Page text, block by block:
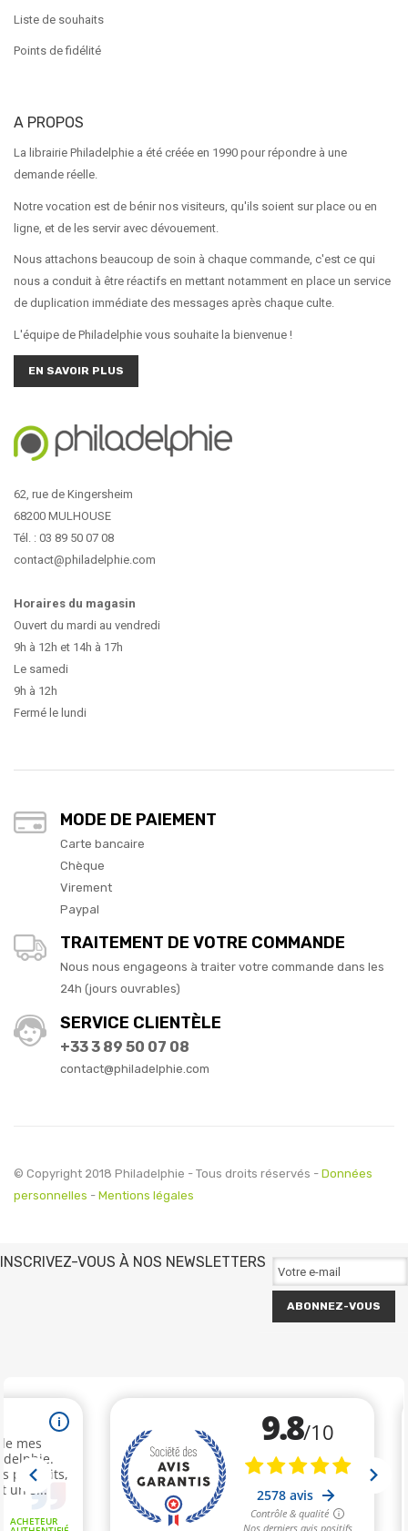
Liste de souhaits
Points de fidélité
A PROPOS
La librairie Philadelphie a été créée en 1990 pour répondre à une
demande réelle.
Notre vocation est de bénir nos visiteurs, qu'ils soient sur place ou en
ligne, et de les servir avec dévouement.
Nous attachons beaucoup de soin à chaque commande, c'est ce qui
nous a conduit à être réactifs en mettant notamment en place un service
de duplication immédiate des messages après chaque culte.
L'équipe de Philadelphie vous souhaite la bienvenue !
EN SAVOIR PLUS
62, rue de Kingersheim
68200 MULHOUSE
Tél. : 03 89 50 07 08
contact@philadelphie.com
Horaires du magasin
Ouvert du mardi au vendredi
9h à 12h et 14h à 17h
Le samedi
9h à 12h
Fermé le lundi
MODE DE PAIEMENT
Carte bancaire
Chèque
Virement
Paypal
TRAITEMENT DE VOTRE COMMANDE
Nous nous engageons à traiter votre commande dans les
24h (jours ouvrables)
SERVICE CLIENTÈLE
+33 3 89 50 07 08
contact@philadelphie.com
© Copyright 2018 Philadelphie - Tous droits réservés - Données
personnelles - Mentions légales
INSCRIVEZ-VOUS À NOS NEWSLETTERS
ABONNEZ-VOUS